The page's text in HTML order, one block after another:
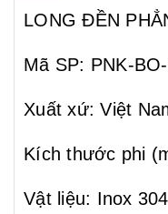
nở, lỏng...
LONG ĐỀN
Mã SP: PNK-
Xuất xứ: Việt
Kích thước phi
Vật liệu: Inox 304